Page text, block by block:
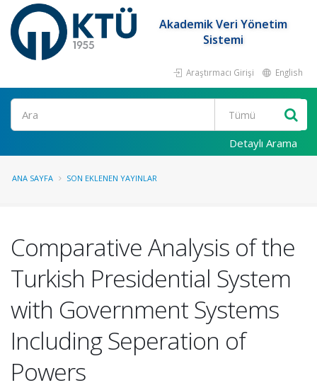
Akademik Veri Yönetim
Sistemi
Araştırmacı Girişi English
Ara
Detaylı Arama
ANA SAYFA SON EKLENEN YAYINLAR
Comparative Analysis of the
Turkish Presidential System
with Government Systems
Including Seperation of
Powers